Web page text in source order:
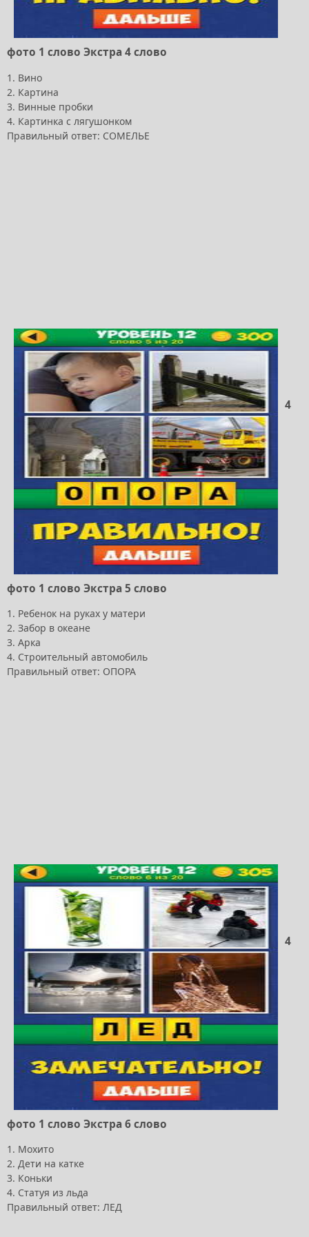
фото 1 слово Экстра 4 слово
1. Вино
2. Картина
3. Винные пробки
4. Картинка с лягушонком
Правильный ответ: СОМЕЛЬЕ
4
фото 1 слово Экстра 5 слово
1. Ребенок на руках у матери
2. Забор в океане
3. Арка
4. Строительный автомобиль
Правильный ответ: ОПОРА
4
фото 1 слово Экстра 6 слово
1. Мохито
2. Дети на катке
3. Коньки
4. Статуя из льда
Правильный ответ: ЛЕД